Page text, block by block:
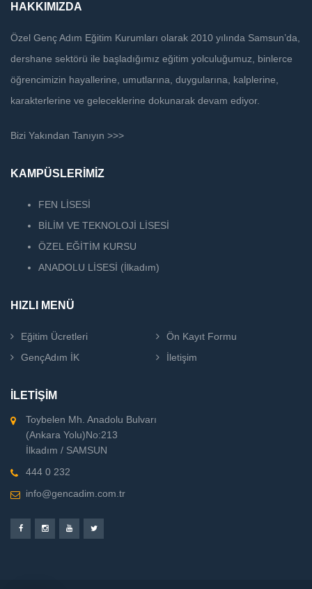
HAKKIMIZDA
Özel Genç Adım Eğitim Kurumları olarak 2010 yılında Samsun’da,
dershane sektörü ile başladığımız eğitim yolculuğumuz, binlerce
öğrencimizin hayallerine, umutlarına, duygularına, kalplerine,
karakterlerine ve geleceklerine dokunarak devam ediyor.
Bizi Yakından Tanıyın >>>
KAMPÜSLERİMİZ
FEN LİSESİ
BİLİM VE TEKNOLOJİ LİSESİ
ÖZEL EĞİTİM KURSU
ANADOLU LİSESİ (İlkadım)
HIZLI MENÜ
Eğitim Ücretleri
Ön Kayıt Formu
GençAdım İK
İletişim
İLETİŞİM
Toybelen Mh. Anadolu Bulvarı
(Ankara Yolu)No:213
İlkadım / SAMSUN
444 0 232
info@gencadim.com.tr